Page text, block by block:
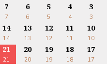
3
3
4
4
5
5
6
6
7
7
10
10
11
11
12
12
13
13
14
14
17
17
18
18
19
19
20
20
21
21